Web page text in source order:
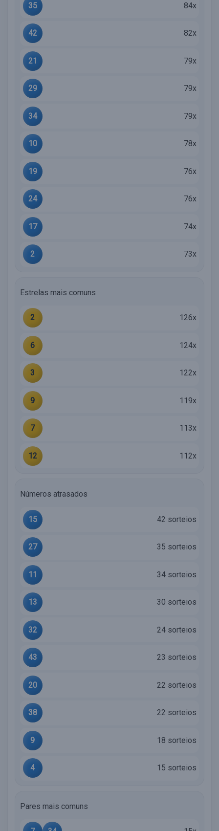
35 84x
42 82x
21 79x
29 79x
34 79x
10 78x
19 76x
24 76x
17 74x
2 73x
Estrelas mais comuns
2 126x
6 124x
3 122x
9 119x
7 113x
12 112x
Números atrasados
15 42 sorteios
27 35 sorteios
11 34 sorteios
13 30 sorteios
32 24 sorteios
43 23 sorteios
20 22 sorteios
38 22 sorteios
9 18 sorteios
4 15 sorteios
Pares mais comuns